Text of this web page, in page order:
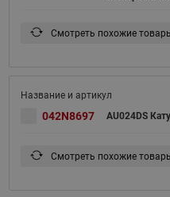
Смотреть похожие
042N8697 AU024DS
Смотреть похожие